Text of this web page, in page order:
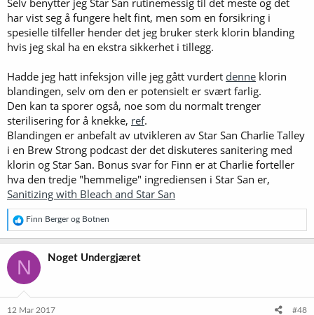
Selv benytter jeg Star San rutinemessig til det meste og det
har vist seg å fungere helt fint, men som en forsikring i
spesielle tilfeller hender det jeg bruker sterk klorin blanding
hvis jeg skal ha en ekstra sikkerhet i tillegg.
Hadde jeg hatt infeksjon ville jeg gått vurdert denne klorin
blandingen, selv om den er potensielt er svært farlig.
Den kan ta sporer også, noe som du normalt trenger
sterilisering for å knekke, ref.
Blandingen er anbefalt av utvikleren av Star San Charlie Talley
i en Brew Strong podcast der det diskuteres sanitering med
klorin og Star San. Bonus svar for Finn er at Charlie forteller
hva den tredje "hemmelige" ingrediensen i Star San er,
Sanitizing with Bleach and Star San
R
e
a
k
s
j
o
e
Finn Bergerog Botnen
N Noget Undergjæret
12 Mar 2017 #48